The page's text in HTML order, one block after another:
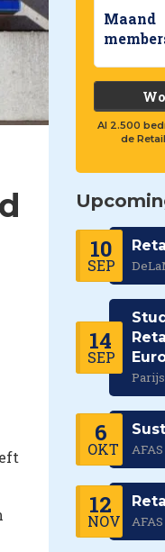
Maand
Al 2.500
de
10
SEP
14
SEP
Parijs
6
OKT
12
NOV